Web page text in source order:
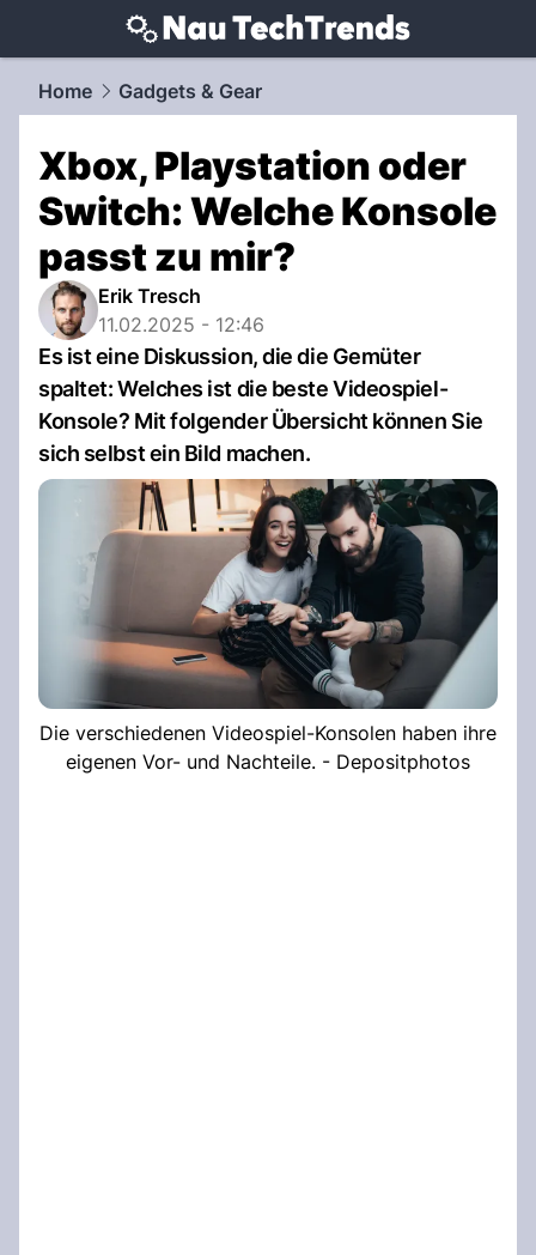
techtrends.NAU.ch
Home Gadgets & Gear
Xbox, Playstation oder
Switch: Welche Konsole
passt zu mir?
Erik Tresch
11.02.2025 - 12:46
Es ist eine Diskussion, die die Gemüter
spaltet: Welches ist die beste Videospiel-
Konsole? Mit folgender Übersicht können Sie
sich selbst ein Bild machen.
Die verschiedenen Videospiel-Konsolen haben ihre
eigenen Vor- und Nachteile. - Depositphotos